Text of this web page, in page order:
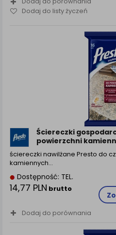
Dodaj do listy życzeń
Ściereczki
powierzchni
ściereczki nawilżane Presto do
kamiennych…
Dostępność: TEL.
14,77 PLN brutto
Dodaj do porównania